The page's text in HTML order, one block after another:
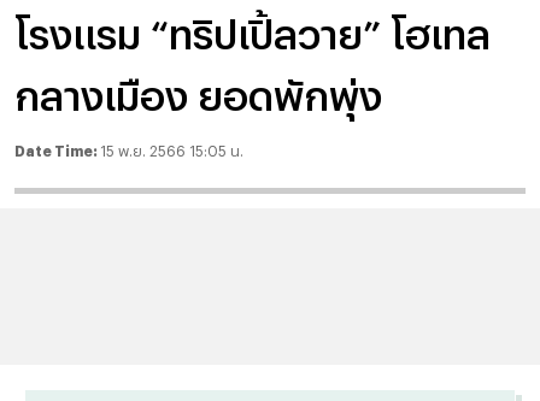
โรงแรม “ทริปเปิ้ลวาย” โฮเทล
กลางเมือง ยอดพักพุ่ง
Date Time: 15 พ.ย. 2566 15:05 น.